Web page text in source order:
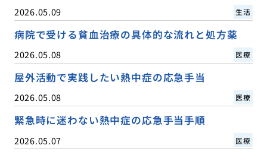
2026.05.09 生活
病院で受ける貧血治療の具体的な流れと処方薬
2026.05.08 医療
屋外活動で実践したい熱中症の応急手当
2026.05.08 医療
緊急時に迷わない熱中症の応急手当手順
2026.05.07 医療